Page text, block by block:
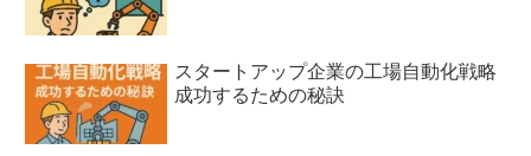
スタートアップ企業の工場自動化戦略
成功するための秘訣